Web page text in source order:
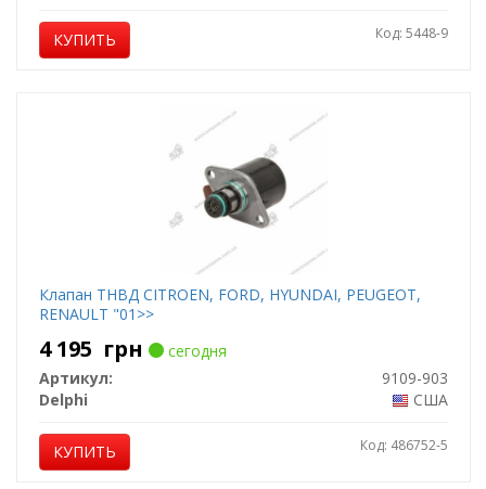
КУПИТЬ Код: 5448-9
Клапан ТНВД CITROEN, FORD, HYUNDAI, PEUGEOT,
RENAULT "01>>
4 195 грн
сегодня
Артикул:
9109-903
Delphi
США
КУПИТЬ Код: 486752-5